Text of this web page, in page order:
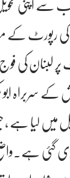
رپورٹ کے
لبنان کی
ابو
میں لیا
گئی